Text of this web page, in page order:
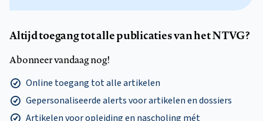
Altijd toegang tot alle publicaties van het NTVG?
Abonneer vandaag nog!
Online toegang tot alle artikelen
Gepersonaliseerde alerts voor artikelen en dossiers
Artikelen voor opleiding en nascholing mét